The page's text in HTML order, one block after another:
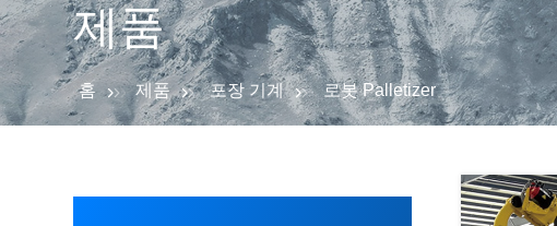
제품
홈 제품 포장 기계 로봇 Palletizer